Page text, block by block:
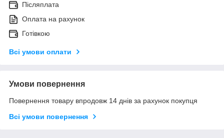
Післяплата
Оплата на рахунок
Готівкою
Всі умови оплати
Умови повернення
Повернення товару впродовж 14 днів за рахунок покупця
Всі умови повернення